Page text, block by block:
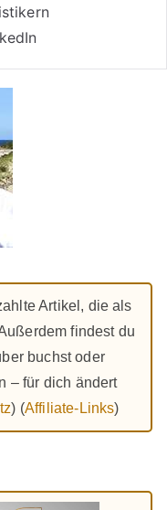
Artikel, die als
findest du
buchst oder
– für dich ändert
) (Affiliate-Links)